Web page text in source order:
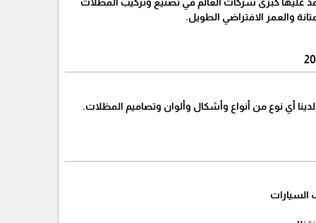
والعمر الافتراضي الطويل.
أي نوع من أنواع وأشكال وألوان وتصاميم المظلات.
السيارات